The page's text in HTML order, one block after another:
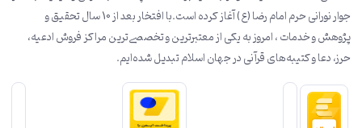
جوار نورانی حرم امام رضا (ع) آغاز کرده است.با افتخار بعد از 10 سال تحقیق و
پژوهش و خدمات ، امروز به یکی از معتبرترین و تخصصی‌ترین مراکز فروش ادعیه،
حرز، دعا و کتیبه‌های قرآنی در جهان اسلام تبدیل شده‌ایم.